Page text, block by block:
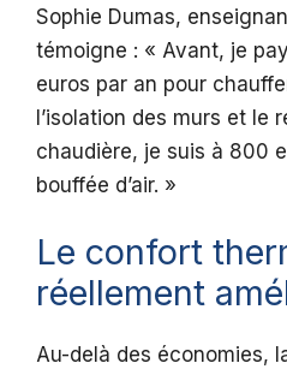
Sophie Dumas,
témoigne : « Avant, je
euros par an pour
l’isolation des murs et le
chaudière, je suis à 800
bouffée d’air. »
Le confort
réellement
Au-delà des économies,